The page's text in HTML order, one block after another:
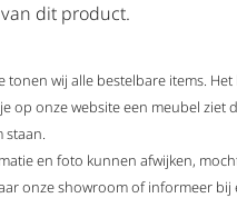
dit product.
tonen wij alle bestelbare items. Het
op onze website een meubel ziet
staan.
en foto kunnen afwijken,
onze showroom of informeer bij